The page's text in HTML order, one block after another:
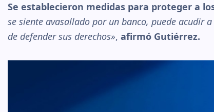
Se establecieron medidas para proteger a
se siente avasallado por un banco, puede acudir
de defender sus derechos», afirmó Gutiérrez.